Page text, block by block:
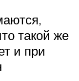
такой же
и при